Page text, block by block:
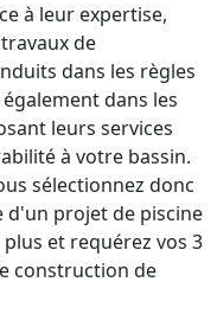
à leur expertise,
de
dans les règles
dans les
leurs services
à votre bassin.
sélectionnez donc
projet de piscine
et requérez vos 3
construction de